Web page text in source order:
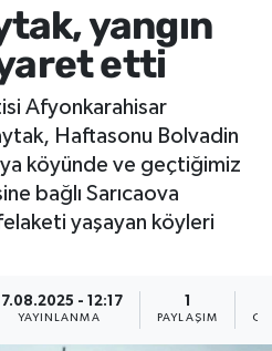
yangın
etti
Afyonkarahisar
Haftasonu Bolvadin
köyünde ve geçtiğimiz
bağlı Sarıcaova
yaşayan köyleri
17.08.2025 - 12:17
YAYINLANMA PAYLAŞIM